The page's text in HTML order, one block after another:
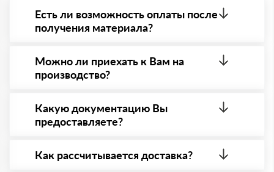
Есть ли возможность оплаты после
получения материала?
- оплата по факту получения товара. При этом,
если доставленный товар был ненадлежащего
качества, то Вы в праве от него отказаться.
Можно ли приехать к Вам на
производство?
площадке. Всё покажем, расскажем, пройдем
любые проверки на качество материала.
Обязательна предварительная запись по номеру
Какую документацию Вы
предоставляете?
все сертификаты и паспорта качества, а также
товарно-транспортную накладную.
Как рассчитывается доставка?